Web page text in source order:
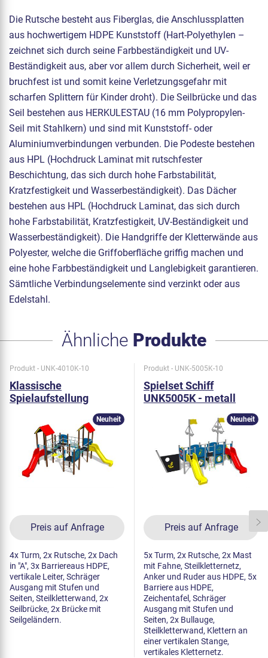
Die Rutsche besteht aus Fiberglas, die Anschlussplatten
aus hochwertigem HDPE Kunststoff (Hart-Polyethylen –
zeichnet sich durch seine Farbbeständigkeit und UV-
Beständigkeit aus, aber vor allem durch Sicherheit, weil er
bruchfest ist und somit keine Verletzungsgefahr mit
scharfen Splittern für Kinder droht). Die Seilbrücke und das
Seil bestehen aus HERKULESTAU (16 mm Polypropylen-
Seil mit Stahlkern) und sind mit Kunststoff- oder
Aluminiumverbindungen verbunden. Die Podeste bestehen
aus HPL (Hochdruck Laminat mit rutschfester
Beschichtung, das sich durch hohe Farbstabilität,
Kratzfestigkeit und Wasserbeständigkeit). Das Dächer
bestehen aus HPL (Hochdruck Laminat, das sich durch
hohe Farbstabilität, Kratzfestigkeit, UV-Beständigkeit und
Wasserbeständigkeit). Die Handgriffe der Kletterwände aus
Polyester, welche die Griffoberfläche griffig machen und
eine hohe Farbbeständigkeit und Langlebigkeit garantieren.
Sämtliche Verbindungselemente sind verzinkt oder aus
Edelstahl.
Ähnliche Produkte
Produkt - UNK-4010K-10
Klassische
Spielaufstellung
UNK4010K - metall
Preis auf Anfrage
Neuheit
4x Turm, 2x Rutsche, 2x Dach
in "A", 3x Barriereaus HDPE,
vertikale Leiter, Schräger
Ausgang mit Stufen und
Seiten, Steilkletterwand, 2x
Seilbrücke, 2x Brücke mit
Seilgeländern.
Produkt - UNK-5005K-10
Spielset Schiff
UNK5005K - metall
Preis auf Anfrage
Neuheit
5x Turm, 2x Rutsche, 2x Mast
mit Fahne, Steilkletternetz,
Anker und Ruder aus HDPE, 5x
Barriere aus HDPE,
Zeichentafel, Schräger
Ausgang mit Stufen und
Seiten, 2x Bullauge,
Steilkletterwand, Klettern an
einer vertikalen Stange,
vertikales Kletternetz.